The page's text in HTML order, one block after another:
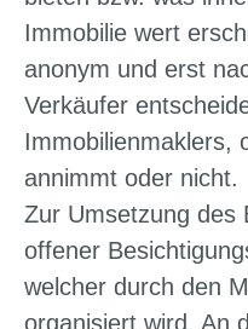
Immobilie wert
anonym und erst
Verkäufer
Immobilienmaklers,
annimmt oder nicht.
Zur Umsetzung des
offener
welcher durch den
organisiert wird. An